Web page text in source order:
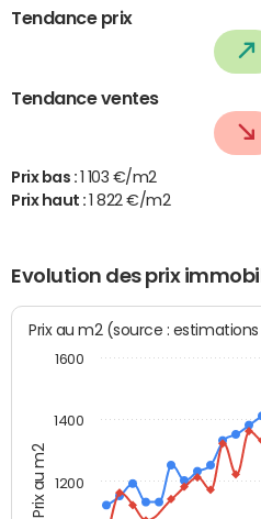
Tendance prix
Tendance ventes
Prix bas :
1 103 €/m2
Prix haut :
1 822 €/m2
Evolution des prix
Prix au m2
Prix au m2 (source :
1200
1400
1600